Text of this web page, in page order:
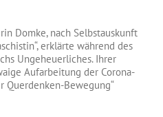
Domke, nach Selbstauskunft
erklärte während des
Ungeheuerliches. Ihrer
Aufarbeitung der Corona-
Querdenken-Bewegung“